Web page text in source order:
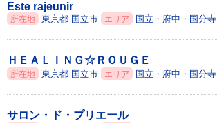
Este rajeunir
所在地 東京都 国立市 エリア 国立・府中・国分寺
ＨＥＡＬＩＮＧ☆ＲＯＵＧＥ
所在地 東京都 国立市 エリア 国立・府中・国分寺
サロン・ド・プリエール